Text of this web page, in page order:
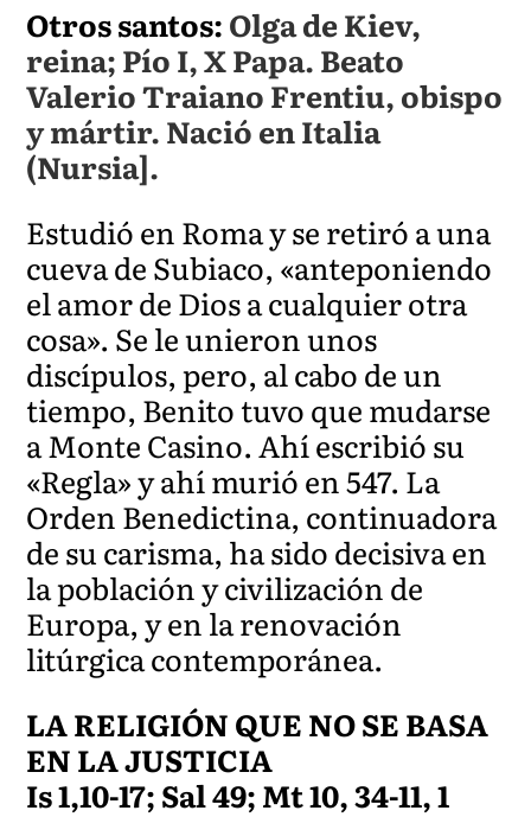
Otros santos:Olga de Kiev,
reina; Pío I, X Papa. Beato
Valerio Traiano Frentiu, obispo
y mártir. Nació en Italia
(Nursia].
Estudió en Roma y se retiró a una
cueva de Subiaco, «anteponiendo
el amor de Dios a cualquier otra
cosa». Se le unieron unos
discípulos, pero, al cabo de un
tiempo, Benito tuvo que mudarse
a Monte Casino. Ahí escribió su
«Regla» y ahí murió en 547. La
Orden Benedictina, continuadora
de su carisma, ha sido decisiva en
la población y civilización de
Europa, y en la renovación
litúrgica contemporánea.
LA RELIGIÓN QUE NO SE BASA
EN LA JUSTICIA
Is 1,10-17; Sal 49; Mt 10, 34-11, 1